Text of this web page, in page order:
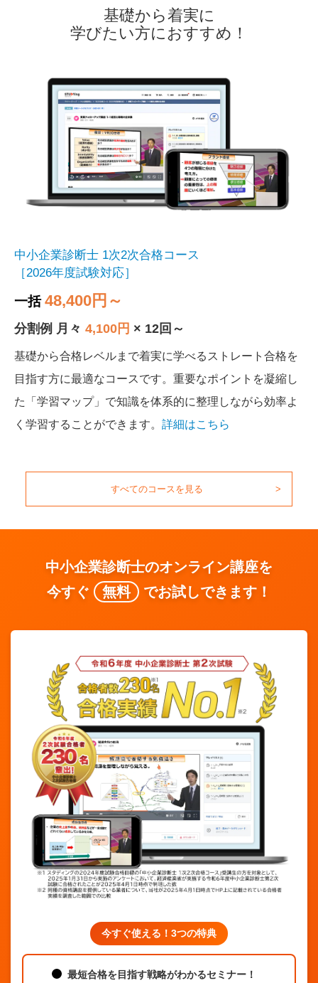
基礎から着実に
学びたい方におすすめ！
中小企業診断士 1次2次合格コース
［2026年度試験対応］
一括48,400円～
分割例 月々 4,100円 × 12回～
基礎から合格レベルまで着実に学べるストレート合格を
目指す方に最適なコースです。重要なポイントを凝縮し
た「学習マップ」で知識を体系的に整理しながら効率よ
く学習することができます。 詳細はこちら
すべてのコースを見る
中小企業診断士のオンライン講座を
今すぐ
無料 でお試しできます！
今すぐ使える！3つの特典
最短合格を目指す戦略がわかるセミナー！